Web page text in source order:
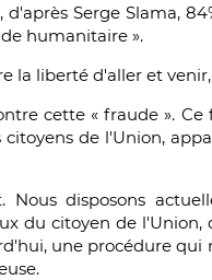
Serge Slama,
humanitaire ».
la liberté d'aller et
cette « fraude ».
de l'Union,
disposons
du citoyen de l'Union,
une procédure qui